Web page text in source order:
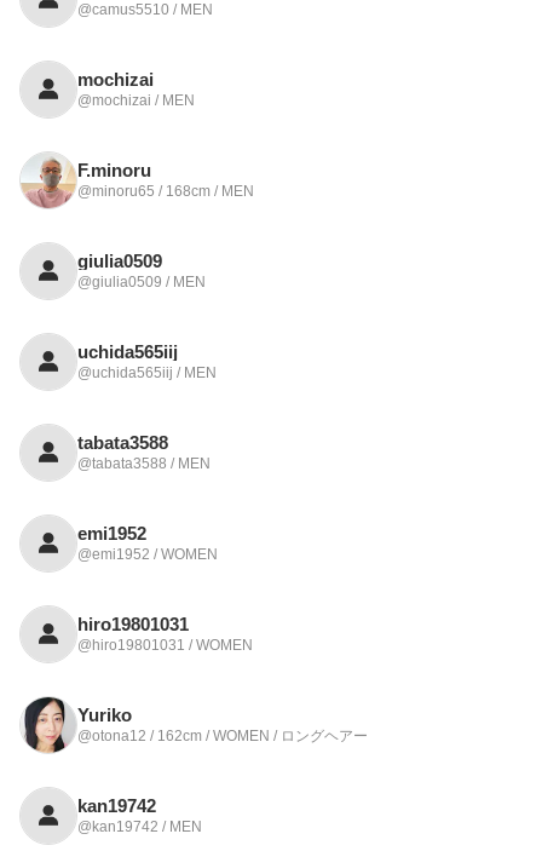
@camus5510 / MEN
mochizai
@mochizai / MEN
F.minoru
@minoru65 / 168cm / MEN
giulia0509
@giulia0509 / MEN
uchida565iij
@uchida565iij / MEN
tabata3588
@tabata3588 / MEN
emi1952
@emi1952 / WOMEN
hiro19801031
@hiro19801031 / WOMEN
Yuriko
@otona12 / 162cm / WOMEN / ロングヘアー
kan19742
@kan19742 / MEN